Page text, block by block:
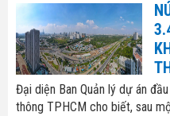
Đại diện Ban Quản lý dự án
thông TPHCM cho biết, sau